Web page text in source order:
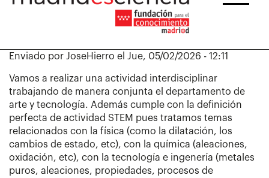
Enviado por JoseHierro el Jue, 05/02/2026 - 12:11
Vamos a realizar una actividad interdisciplinar
trabajando de manera conjunta el departamento de
arte y tecnología. Además cumple con la definición
perfecta de actividad STEM pues tratamos temas
relacionados con la física (como la dilatación, los
cambios de estado, etc), con la química (aleaciones,
oxidación, etc), con la tecnología e ingenería (metales
puros, aleaciones, propiedades, procesos de